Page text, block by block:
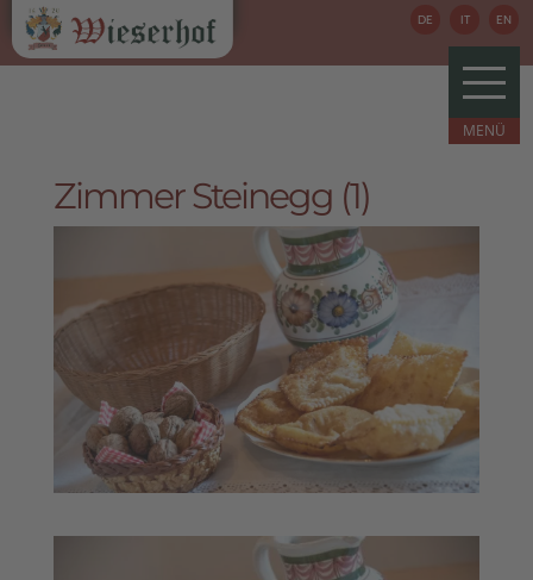
DE IT EN
Zimmer Steinegg (1)